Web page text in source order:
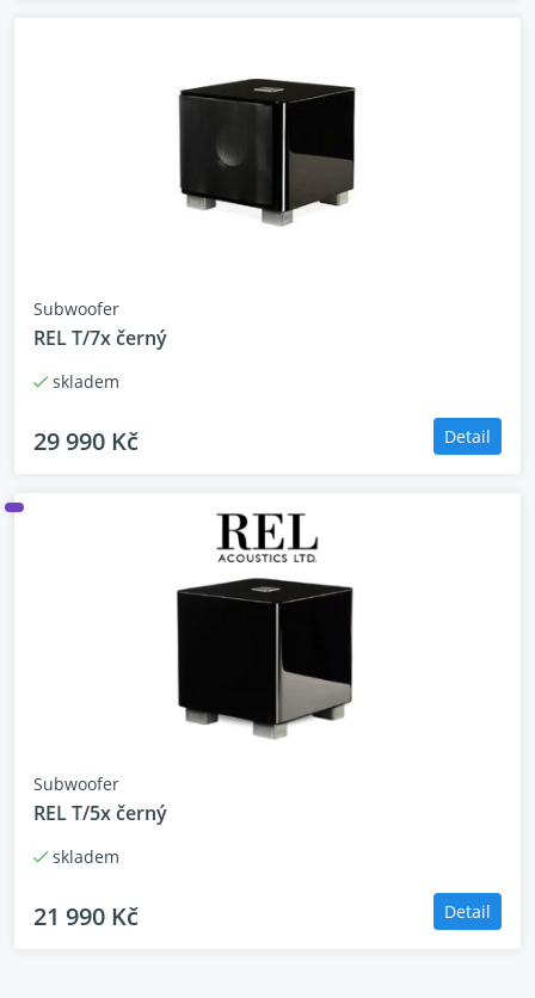
Subwoofer
REL T/7x černý
skladem
29 990 Kč Detail
Subwoofer
REL T/5x černý
skladem
21 990 Kč Detail